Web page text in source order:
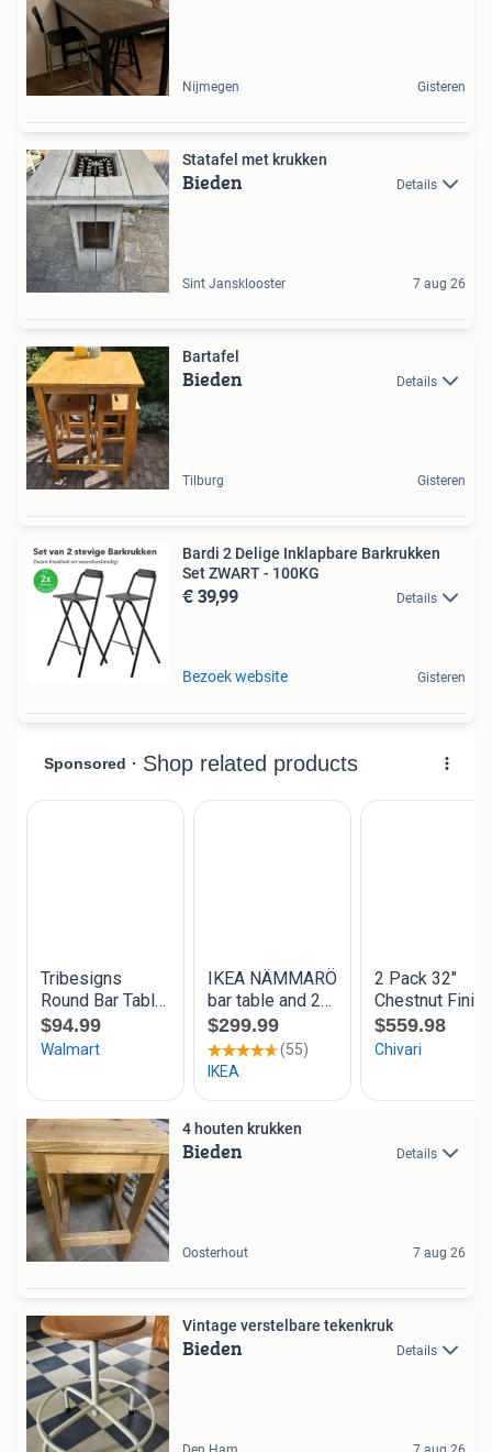
Nijmegen Gisteren
Statafel met krukken
Bieden Details
Sint Jansklooster 7 aug 26
Bartafel
Bieden Details
Tilburg Gisteren
Bardi 2 Delige Inklapbare Barkrukken
Set ZWART - 100KG
€ 39,99 Details
Bezoek website Gisteren
4 houten krukken
Bieden Details
Oosterhout 7 aug 26
Vintage verstelbare tekenkruk
Bieden Details